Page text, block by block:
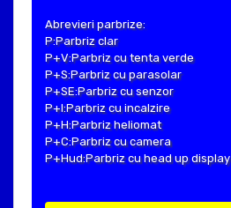
Abrevieri parbrize:
P:Parbriz clar
P+V:Parbriz cu tenta verde
P+S:Parbriz cu parasolar
P+SE:Parbriz cu senzor
P+I:Parbriz cu incalzire
P+H:Parbriz heliomat
P+C:Parbriz cu camera
P+Hud:Parbriz cu head up display